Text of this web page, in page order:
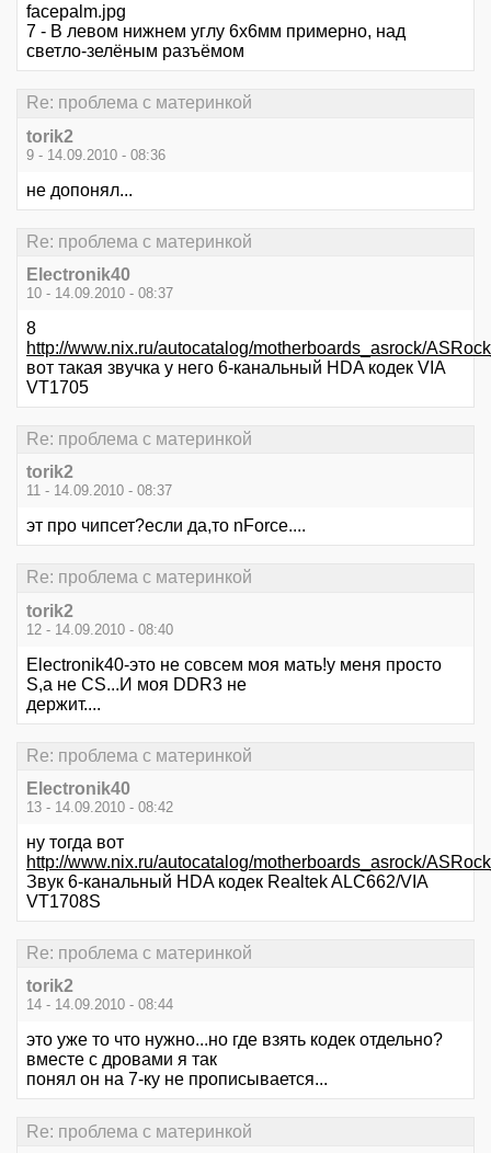
facepalm.jpg
7 - В левом нижнем углу 6х6мм примерно, над
светло-зелёным разъёмом
Re: проблема с материнкой
torik2
9 - 14.09.2010 - 08:36
не допонял...
Re: проблема с материнкой
Electronik40
10 - 14.09.2010 - 08:37
8
http://www.nix.ru/autocatalog/motherboards_asrock/
вот такая звучка у него 6-канальный HDA кодек VIA
VT1705
Re: проблема с материнкой
torik2
11 - 14.09.2010 - 08:37
эт про чипсет?если да,то nForce....
Re: проблема с материнкой
torik2
12 - 14.09.2010 - 08:40
Electronik40-это не совсем моя мать!у меня просто
S,а не CS...И моя DDR3 не
держит....
Re: проблема с материнкой
Electronik40
13 - 14.09.2010 - 08:42
ну тогда вот
http://www.nix.ru/autocatalog/motherboards_asrock/
Звук 6-канальный HDA кодек Realtek ALC662/VIA
VT1708S
Re: проблема с материнкой
torik2
14 - 14.09.2010 - 08:44
это уже то что нужно...но где взять кодек отдельно?
вместе с дровами я так
понял он на 7-ку не прописывается...
Re: проблема с материнкой